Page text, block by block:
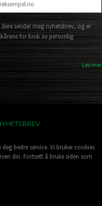
sender meg nyhetsbrev, og er
for bruk av personlig
Les mer
bedre service. Vi bruker cookies
din. Fortsett å bruke siden som